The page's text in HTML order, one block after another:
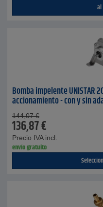
Bomba impelente UNISTAR
accionamiento - con y sin
144,07 €
136,87€
Precio IVA incl.
envío gratuito